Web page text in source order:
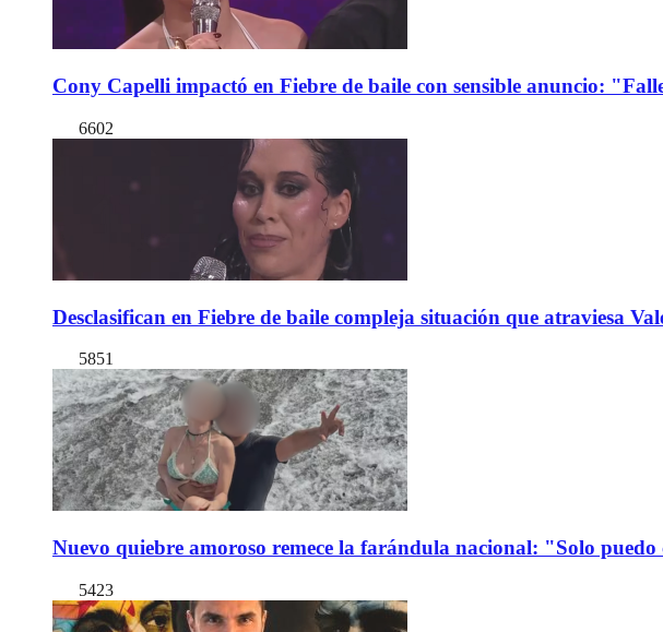
Cony Capelli impactó en Fiebre de baile con sensible anuncio:
6602
Desclasifican en Fiebre de baile compleja situación que atraviesa
5851
Nuevo quiebre amoroso remece la farándula nacional: "Solo
5423